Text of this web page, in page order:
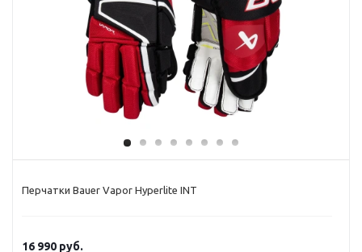
Перчатки Bauer Vapor Hyperlite INT
16 990 руб.